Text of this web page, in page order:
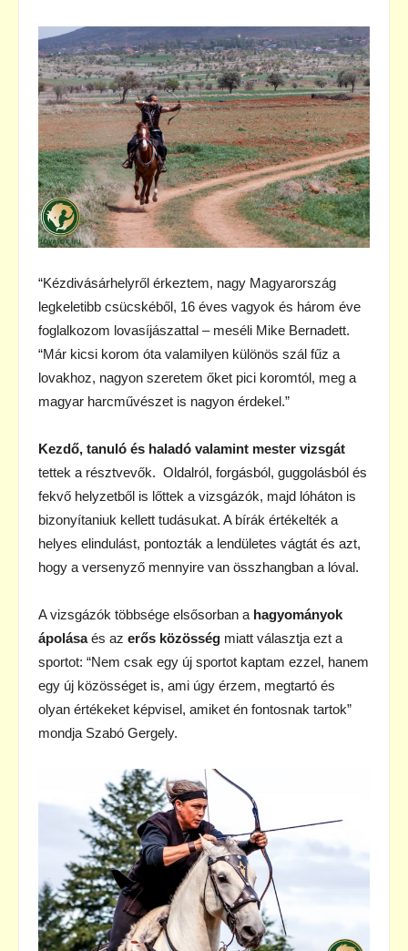
“Kézdivásárhelyről érkeztem, nagy Magyarország
legkeletibb csücskéből, 16 éves vagyok és három éve
foglalkozom lovasíjászattal – meséli Mike Bernadett.
“Már kicsi korom óta valamilyen különös szál fűz a
lovakhoz, nagyon szeretem őket pici koromtól, meg a
magyar harcművészet is nagyon érdekel.”
Kezdő, tanuló és haladó valamint mester vizsgát
tettek a résztvevők. Oldalról, forgásból, guggolásból és
fekvő helyzetből is lőttek a vizsgázók, majd lóháton is
bizonyítaniuk kellett tudásukat. A bírák értékelték a
helyes elindulást, pontozták a lendületes vágtát és azt,
hogy a versenyző mennyire van összhangban a lóval.
A vizsgázók többsége elsősorban a hagyományok
ápolásaés az erős közösség miatt választja ezt a
sportot: “Nem csak egy új sportot kaptam ezzel, hanem
egy új közösséget is, ami úgy érzem, megtartó és
olyan értékeket képvisel, amiket én fontosnak tartok”
mondja Szabó Gergely.